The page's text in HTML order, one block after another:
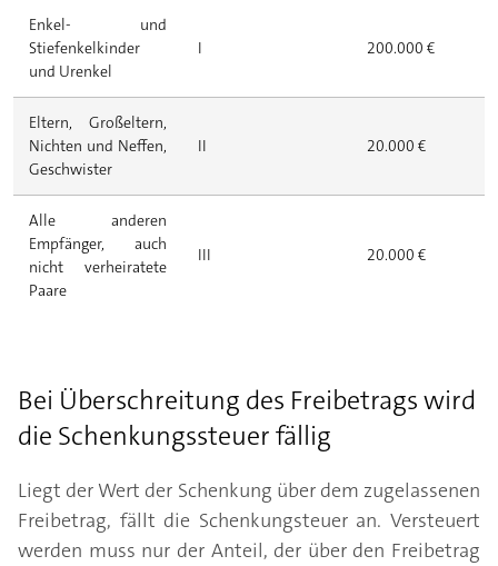
Enkel- und
Stiefenkelkinder
und Urenkel
I 200.000 €
Eltern, Großeltern,
Nichten und Neffen,
Geschwister
II 20.000 €
Alle anderen
Empfänger, auch
nicht verheiratete
Paare
III 20.000 €
Bei Überschreitung des Freibetrags wird
die Schenkungssteuer fällig
Liegt der Wert der Schenkung über dem zugelassenen
Freibetrag, fällt die Schenkungsteuer an. Versteuert
werden muss nur der Anteil, der über den Freibetrag